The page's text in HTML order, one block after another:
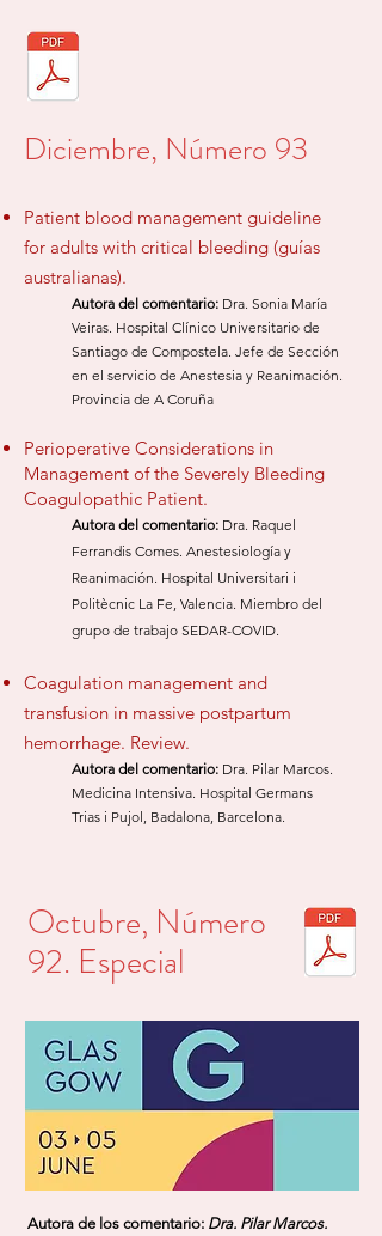
Diciembre, Número 93
Patient blood management guideline
for adults with critical bleeding (guías
australianas).
​Autora del comentario: Dra. Sonia María
Veiras. Hospital Clínico Universitario de
Santiago de Compostela. Jefe de Sección
en el servicio de Anestesia y Reanimación.
Provincia de A Coruña
Perioperative Considerations in
Management of the Severely Bleeding
Coagulopathic Patient.
Autora del comentario: Dra. Raquel
Ferrandis Comes. Anestesiología y
Reanimación. Hospital Universitari i
Politècnic La Fe, Valencia. Miembro del
grupo de trabajo SEDAR-COVID.
Coagulation management and
transfusion in massive postpartum
hemorrhage. Review.
Autora del comentario: Dra. Pilar Marcos.
Medicina Intensiva. Hospital Germans
Trias i Pujol, Badalona, Barcelona.
Octubre, Número
92. Especial
Autora de los comentario: Dra. Pilar Marcos.